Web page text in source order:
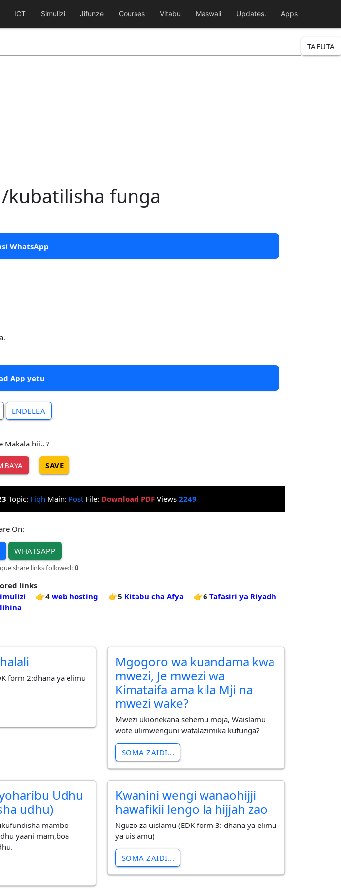
ICT Simulizi Jifunze Courses Vitabu Maswali Updates. Apps
TAFUTA
kubatilisha funga
WhatsApp
App yetu
ENDELEA
Makala hii.. ?
SAVE
Topic: Fiqh Main: PostFile: Download PDFViews 2249
On:
WHATSAPP
share links followed: 0
links
👉4 web hosting 👉5 Kitabu cha Afya 👉6 Tafasiri ya Riyadh
form 2:dhana ya elimu
Mgogoro wa kuandama kwa
mwezi, Je mwezi wa
Kimataifa ama kila Mji na
mwezi wake?
Mwezi ukionekana sehemu moja, Waislamu
wote ulimwenguni watalazimika kufunga?
SOMA ZAIDI...
Udhu
udhu)
mambo
yaani mam,boa
Kwanini wengi wanaohijji
hawafikii lengo la hijjah zao
Nguzo za uislamu (EDK form 3: dhana ya elimu
ya uislamu)
SOMA ZAIDI...